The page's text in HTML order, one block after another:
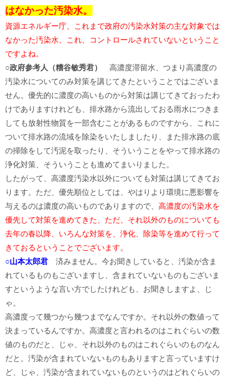
はなかった汚染水。
資源エネルギー庁、これまで政府の汚染水対策の主な対象では
なかった汚染水、これ、コントロールされていないということ
ですよね。
○政府参考人（糟谷敏秀君）
高濃度滞留水、つまり高濃度の
汚染水についてのみ対策を講じてきたということではございま
せん。優先的に濃度の高いものから対策は講じてきておったわ
けでありますけれども、排水路から流出しておる雨水につきま
しても放射性物質を一部含むことがあるものですから、これに
ついて排水路の流域を除染をいたしましたり、また排水路の底
の掃除をして汚泥を取ったり、そういうことをやって排水路の
浄化対策、そういうことも進めてまいりました。
したがって、高濃度汚染水以外についても対策は講じてきてお
ります。ただ、優先順位としては、やはりより環境に悪影響を
与えるのは濃度の高いものでありますので、 高濃度の汚染水を
優先して対策を進めてきた、ただ、それ以外のものについても
去年の春以降、いろんな対策を、浄化、除染等を進めて行って
きておるということでございます。
○山本太郎君 済みません。今お聞きしていると、汚染が含ま
れているものもございますし、含まれていないものもございま
すというような言い方でしたけれども、お聞きしますよ、じ
ゃ。
高濃度って幾つから幾つまでなんですか。それ以外の数値って
決まっているんですか。高濃度と言われるのはこれぐらいの数
値のものだと、じゃ、それ以外のものはこれぐらいのものなん
だと。汚染が含まれていないものもありますと言っていますけ
ど、じゃ、汚染が含まれていないものというのはどれぐらいの